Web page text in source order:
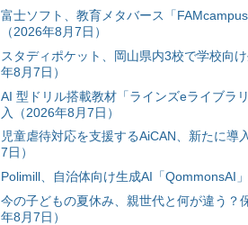
富⼠ソフト、教育メタバース「
（2026年8月7日）
スタディポケット、岡山県内3校で学校向
年8月7日）
AI 型ドリル搭載教材「ラインズeライブラ
入（2026年8月7日）
児童虐待対応を支援するAiCAN、新たに
7日）
Polimill、自治体向け生成AI「QommonsAI
今の子どもの夏休み、親世代と何が違う？
年8月7日）